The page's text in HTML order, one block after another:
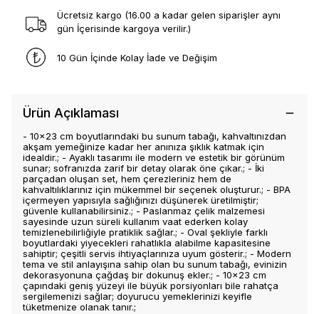
Ücretsiz kargo (16.00 a kadar gelen siparişler aynı
gün İçerisinde kargoya verilir.)
10 Gün İçinde Kolay İade ve Değişim
Ürün Açıklaması
- 10x23 cm boyutlarındaki bu sunum tabağı, kahvaltınızdan
akşam yemeğinize kadar her anınıza şıklık katmak için
idealdir.; - Ayaklı tasarımı ile modern ve estetik bir görünüm
sunar; sofranızda zarif bir detay olarak öne çıkar.; - İki
parçadan oluşan set, hem çerezleriniz hem de
kahvaltılıklarınız için mükemmel bir seçenek oluşturur.; - BPA
içermeyen yapısıyla sağlığınızı düşünerek üretilmiştir;
güvenle kullanabilirsiniz.; - Paslanmaz çelik malzemesi
sayesinde uzun süreli kullanım vaat ederken kolay
temizlenebilirliğiyle pratiklik sağlar.; - Oval şekliyle farklı
boyutlardaki yiyecekleri rahatlıkla alabilme kapasitesine
sahiptir; çeşitli servis ihtiyaçlarınıza uyum gösterir.; - Modern
tema ve stil anlayışına sahip olan bu sunum tabağı, evinizin
dekorasyonuna çağdaş bir dokunuş ekler.; - 10x23 cm
çapındaki geniş yüzeyi ile büyük porsiyonları bile rahatça
sergilemenizi sağlar; doyurucu yemeklerinizi keyifle
tüketmenize olanak tanır.;